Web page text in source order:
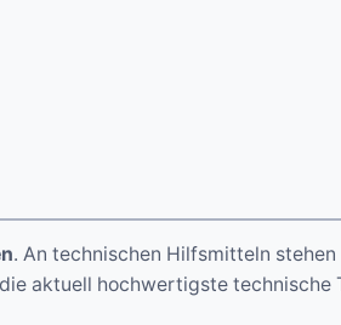
. An technischen Hilfsmitteln stehen
aktuell hochwertigste technische